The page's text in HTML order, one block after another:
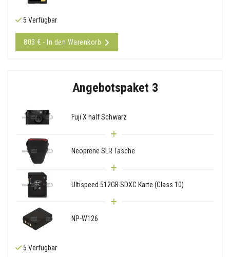
5 Verfügbar
803 € - In den Warenkorb
Angebotspaket 3
Fuji X half Schwarz
Neoprene SLR Tasche
Ultispeed 512GB SDXC Karte (Class 10)
NP-W126
5 Verfügbar